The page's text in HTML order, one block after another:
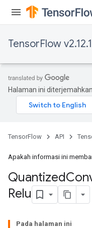
TensorFlow v2.12.1
Halaman ini
TensorFlow API
Apakah informasi ini
Quantized
Relu
Pada halaman ini